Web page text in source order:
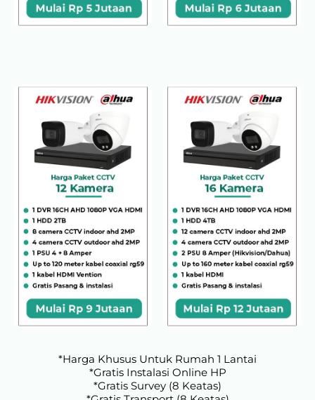
*Harga Khusus Untuk Rumah 1 Lantai
*Gratis Instalasi Online HP
*Gratis Survey (8 Keatas)